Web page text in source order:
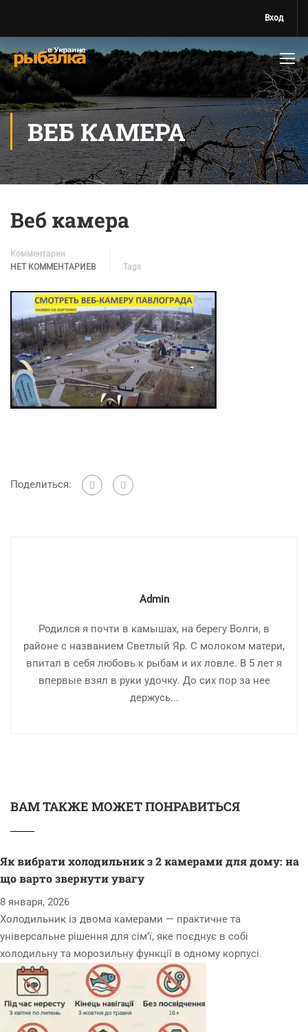
Вход
ВЕБ КАМЕРА
Веб камера
Комментарии
НЕТ КОММЕНТАРИЕВ
Tags
Поделиться:
Admin
Родился я почти в камышах, на берегу Волги, в
районе с названием Светлый Яр. С молоком матери,
впитал в себя любовь к рыбам и их ловле. В 5 лет я
впервые взял в руки удочку. До сих пор за нее
держусь...
ВАМ ТАКЖЕ МОЖЕТ ПОНРАВИТЬСЯ
Як вибрати холодильник з 2 камерами для дому: на
що варто звернути увагу
8 января, 2026
Холодильник із двома камерами — практичне та
універсальне рішення для сім’ї, яке поєднує в собі
холодильну та морозильну функції в одному корпусі.